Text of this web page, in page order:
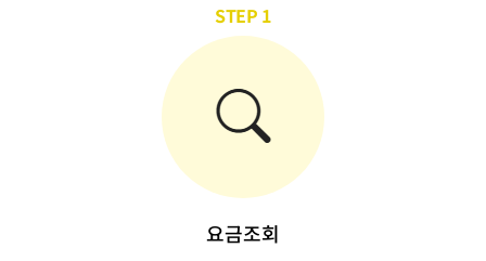
STEP 1
요금조회